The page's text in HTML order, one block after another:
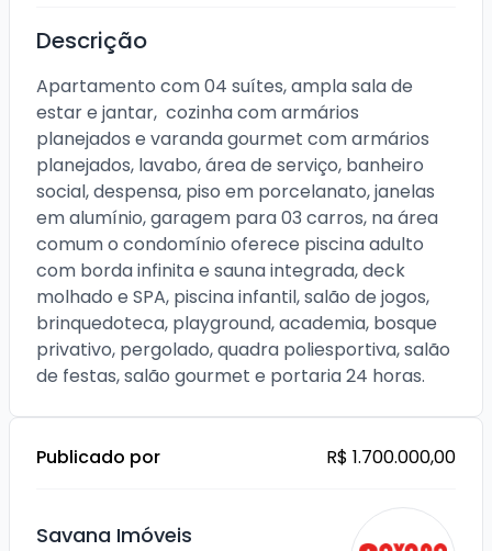
Descrição
Apartamento com 04 suítes, ampla sala de
estar e jantar,  cozinha com armários
planejados e varanda gourmet com armários
planejados, lavabo, área de serviço, banheiro
social, despensa, piso em porcelanato, janelas
em alumínio, garagem para 03 carros, na área
comum o condomínio oferece piscina adulto
com borda infinita e sauna integrada, deck
molhado e SPA, piscina infantil, salão de jogos,
brinquedoteca, playground, academia, bosque
privativo, pergolado, quadra poliesportiva, salão
de festas, salão gourmet e portaria 24 horas.
Publicado por R$ 1.700.000,00
Savana Imóveis